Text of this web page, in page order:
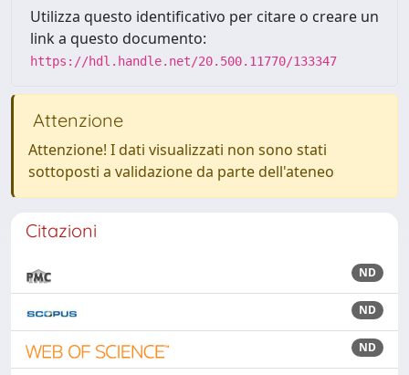
Utilizza questo identificativo per citare o creare un
link a questo documento:
https://hdl.handle.net/20.500.11770/133347
Attenzione
Attenzione! I dati visualizzati non sono stati
sottoposti a validazione da parte dell'ateneo
Citazioni
ND
ND
ND